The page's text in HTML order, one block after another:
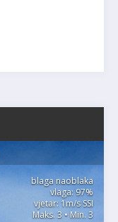
blaga naoblaka
vlaga: 97%
vjetar: 1m/s SSI
Maks. 3 • Min. 3